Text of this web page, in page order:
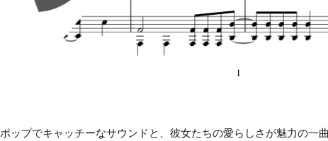
ポップでキャッチーなサウンドと、彼女たちの愛らしさが魅力の一